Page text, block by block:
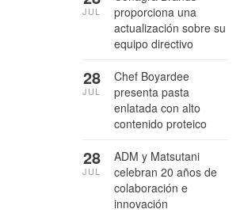
proporciona una
actualización sobre su
equipo directivo
JUL
Chef Boyardee
presenta pasta
enlatada con alto
contenido proteico
28
JUL
ADM y Matsutani
celebran 20 años de
colaboración e
innovación
28
JUL